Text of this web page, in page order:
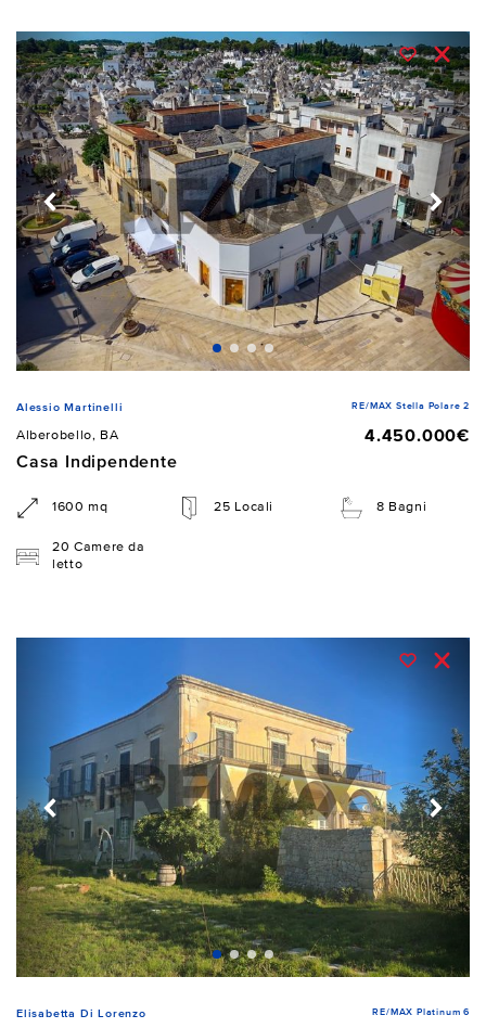
Alessio Martinelli RE/MAX Stella Polare 2
Alberobello, BA
4.450.000€
Casa Indipendente
1600 mq 25 Locali 8 Bagni
20 Camere da
letto
Elisabetta Di Lorenzo RE/MAX Platinum 6